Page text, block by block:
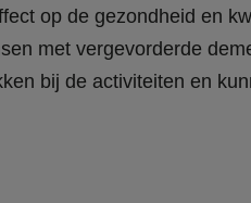
op de gezondheid en
met vergevorderde
bij de activiteiten en